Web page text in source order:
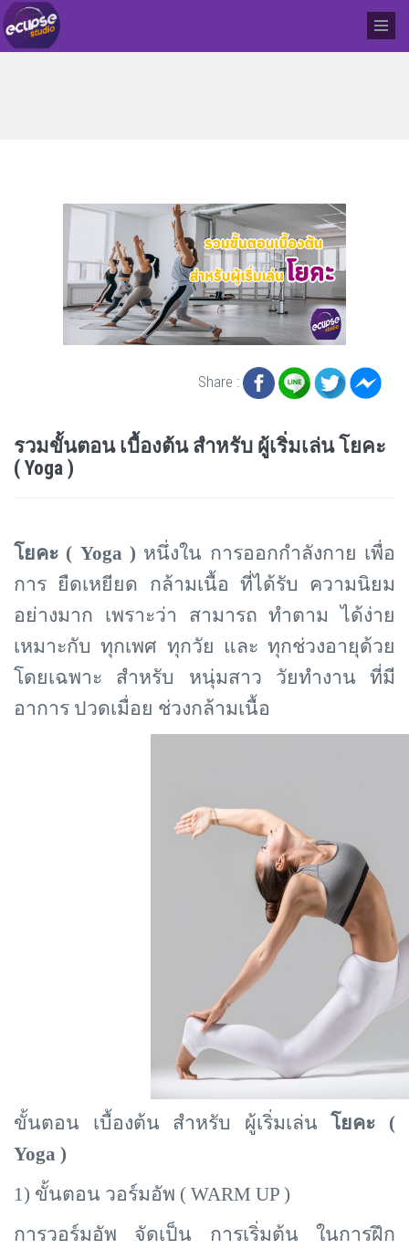
Share :
รวมขั้นตอน เบื้องต้น สำหรับ ผู้เริ่มเล่น โยคะ
( Yoga )
โยคะ ( Yoga ) หนึ่งใน การออกกำลังกาย เพื่อ
การ ยืดเหยียด กล้ามเนื้อ ที่ได้รับ ความนิยม
อย่างมาก เพราะว่า สามารถ ทำตาม ได้ง่าย
เหมาะกับ ทุกเพศ ทุกวัย และ ทุกช่วงอายุด้วย
โดยเฉพาะ สำหรับ หนุ่มสาว วัยทำงาน ที่มี
อาการ ปวดเมื่อย ช่วงกล้ามเนื้อ
ขั้นตอน เบื้องต้น สำหรับ ผู้เริ่มเล่นโยคะ (
Yoga )
1) ขั้นตอน วอร์มอัพ ( WARM UP )
การวอร์มอัพ จัดเป็น การเริ่มต้น ในการฝึก